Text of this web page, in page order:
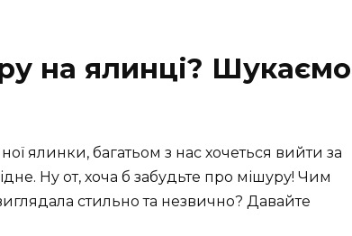
на ялинці? Шукаємо
ялинки, багатьом з нас хочеться вийти за
Ну от, хоча б забудьте про мішуру! Чим
стильно та незвично? Давайте